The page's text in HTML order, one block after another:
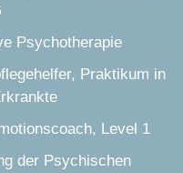
Psychotherapie
Praktikum in
Level 1
der Psychischen